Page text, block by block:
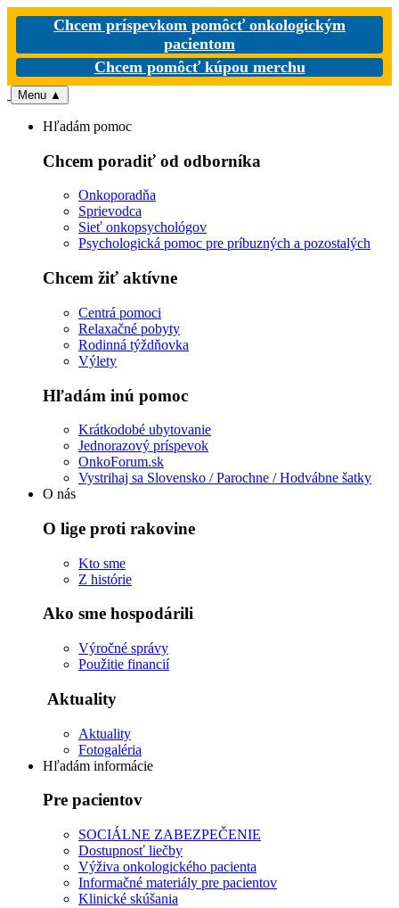
Chcem príspevkom pomôcť onkologickým
pacientom
Chcem pomôcť kúpou merchu
Menu ▲
Hľadám pomoc
Chcem poradiť od odborníka
Onkoporadňa
Sprievodca
Sieť onkopsychológov
Psychologická pomoc pre príbuzných a pozostalých
Chcem žiť aktívne
Centrá pomoci
Relaxačné pobyty
Rodinná týždňovka
Výlety
Hľadám inú pomoc
Krátkodobé ubytovanie
Jednorazový príspevok
OnkoForum.sk
Vystrihaj sa Slovensko / Parochne / Hodvábne šatky
O nás
O lige proti rakovine
Kto sme
Z histórie
Ako sme hospodárili
Výročné správy
Použitie financií
Aktuality
Aktuality
Fotogaléria
Hľadám informácie
Pre pacientov
SOCIÁLNE ZABEZPEČENIE
Dostupnosť liečby
Výživa onkologického pacienta
Informačné materiály pre pacientov
Klinické skúšania